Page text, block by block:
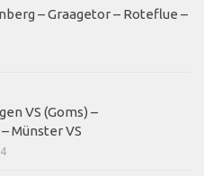
– Graagetor – Roteflue –
VS (Goms) –
Münster VS